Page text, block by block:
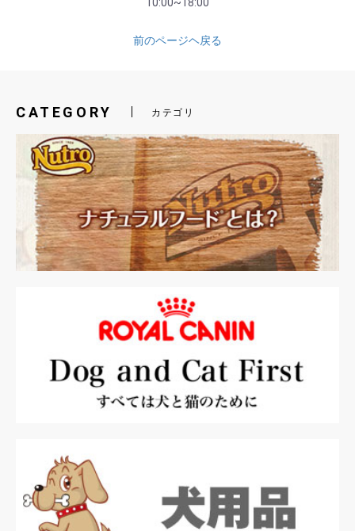
10:00~18:00
前のページヘ戻る
CATEGORY カテゴリ